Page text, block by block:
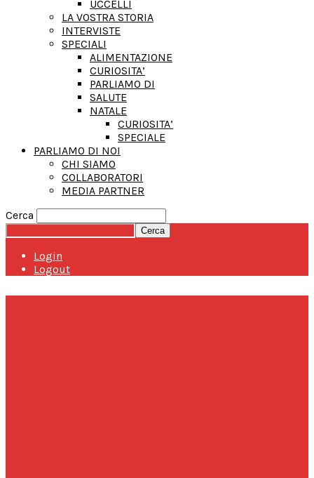
UCCELLI
LA VOSTRA STORIA
INTERVISTE
SPECIALI
ALIMENTAZIONE
CURIOSITA’
PARLIAMO DI
SALUTE
NATALE
CURIOSITA’
SPECIALE
PARLIAMO DI NOI
CHI SIAMO
COLLABORATORI
MEDIA PARTNER
Cerca
Login
Logout